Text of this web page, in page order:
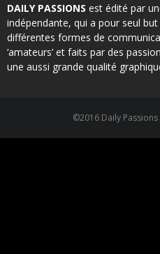
DAILY PASSIONS est édité par
indépendante, qui a pour seul
différentes formes de
‘amateurs’ et faits par des
une aussi grande qualité
©2016 Daily